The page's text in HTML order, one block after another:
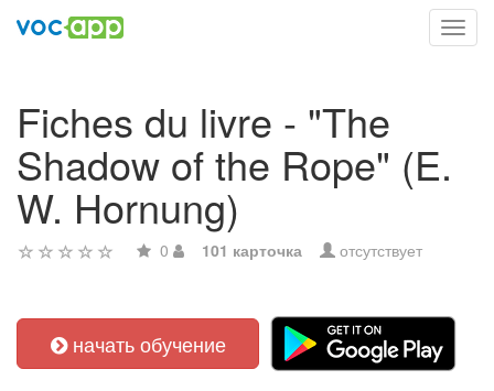
Fiches du livre - "The
Shadow of the Rope" (E.
W. Hornung)
0 101 карточка отсутствует
начать обучение